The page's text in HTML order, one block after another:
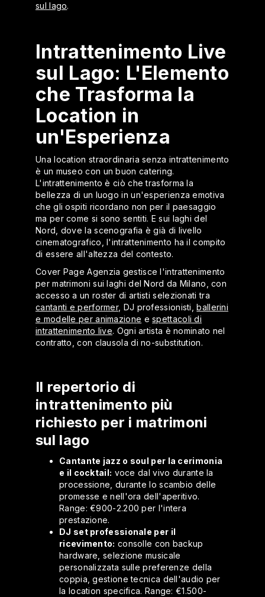
sul lago.
Intrattenimento Live
sul Lago: L'Elemento
che Trasforma la
Location in
un'Esperienza
Una location straordinaria senza intrattenimento
è un museo con un buon catering.
L'intrattenimento è ciò che trasforma la
bellezza di un luogo in un'esperienza emotiva
che gli ospiti ricordano non per il paesaggio
ma per come si sono sentiti. E sui laghi del
Nord, dove la scenografia è già di livello
cinematografico, l'intrattenimento ha il compito
di essere all'altezza del contesto.
Cover Page Agenzia gestisce l'intrattenimento
per matrimoni sui laghi del Nord da Milano, con
accesso a un roster di artisti selezionati tra
cantanti e performer, DJ professionisti,ballerini
e modelle per animazione espettacoli di
intrattenimento live. Ogni artista è nominato nel
contratto, con clausola di no-substitution.
Il repertorio di
intrattenimento più
richiesto per i matrimoni
sul lago
Cantante jazz o soul per la cerimonia
e il cocktail: voce dal vivo durante la
processione, durante lo scambio delle
promesse e nell'ora dell'aperitivo.
Range: €900-2.200 per l'intera
prestazione.
DJ set professionale per il
ricevimento: consolle con backup
hardware, selezione musicale
personalizzata sulle preferenze della
coppia, gestione tecnica dell'audio per
la location specifica. Range: €1.500-